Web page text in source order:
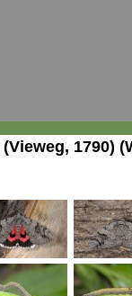
(Vieweg, 1790)